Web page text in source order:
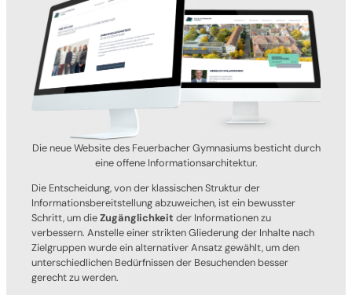
Die neue Website des Feuerbacher Gymnasiums besticht durch
eine offene Informationsarchitektur.
Die Entscheidung, von der klassischen Struktur der
Informationsbereitstellung abzuweichen, ist ein bewusster
Schritt, um dieZugänglichkeit der Informationen zu
verbessern. Anstelle einer strikten Gliederung der Inhalte nach
Zielgruppen wurde ein alternativer Ansatz gewählt, um den
unterschiedlichen Bedürfnissen der Besuchenden besser
gerecht zu werden.